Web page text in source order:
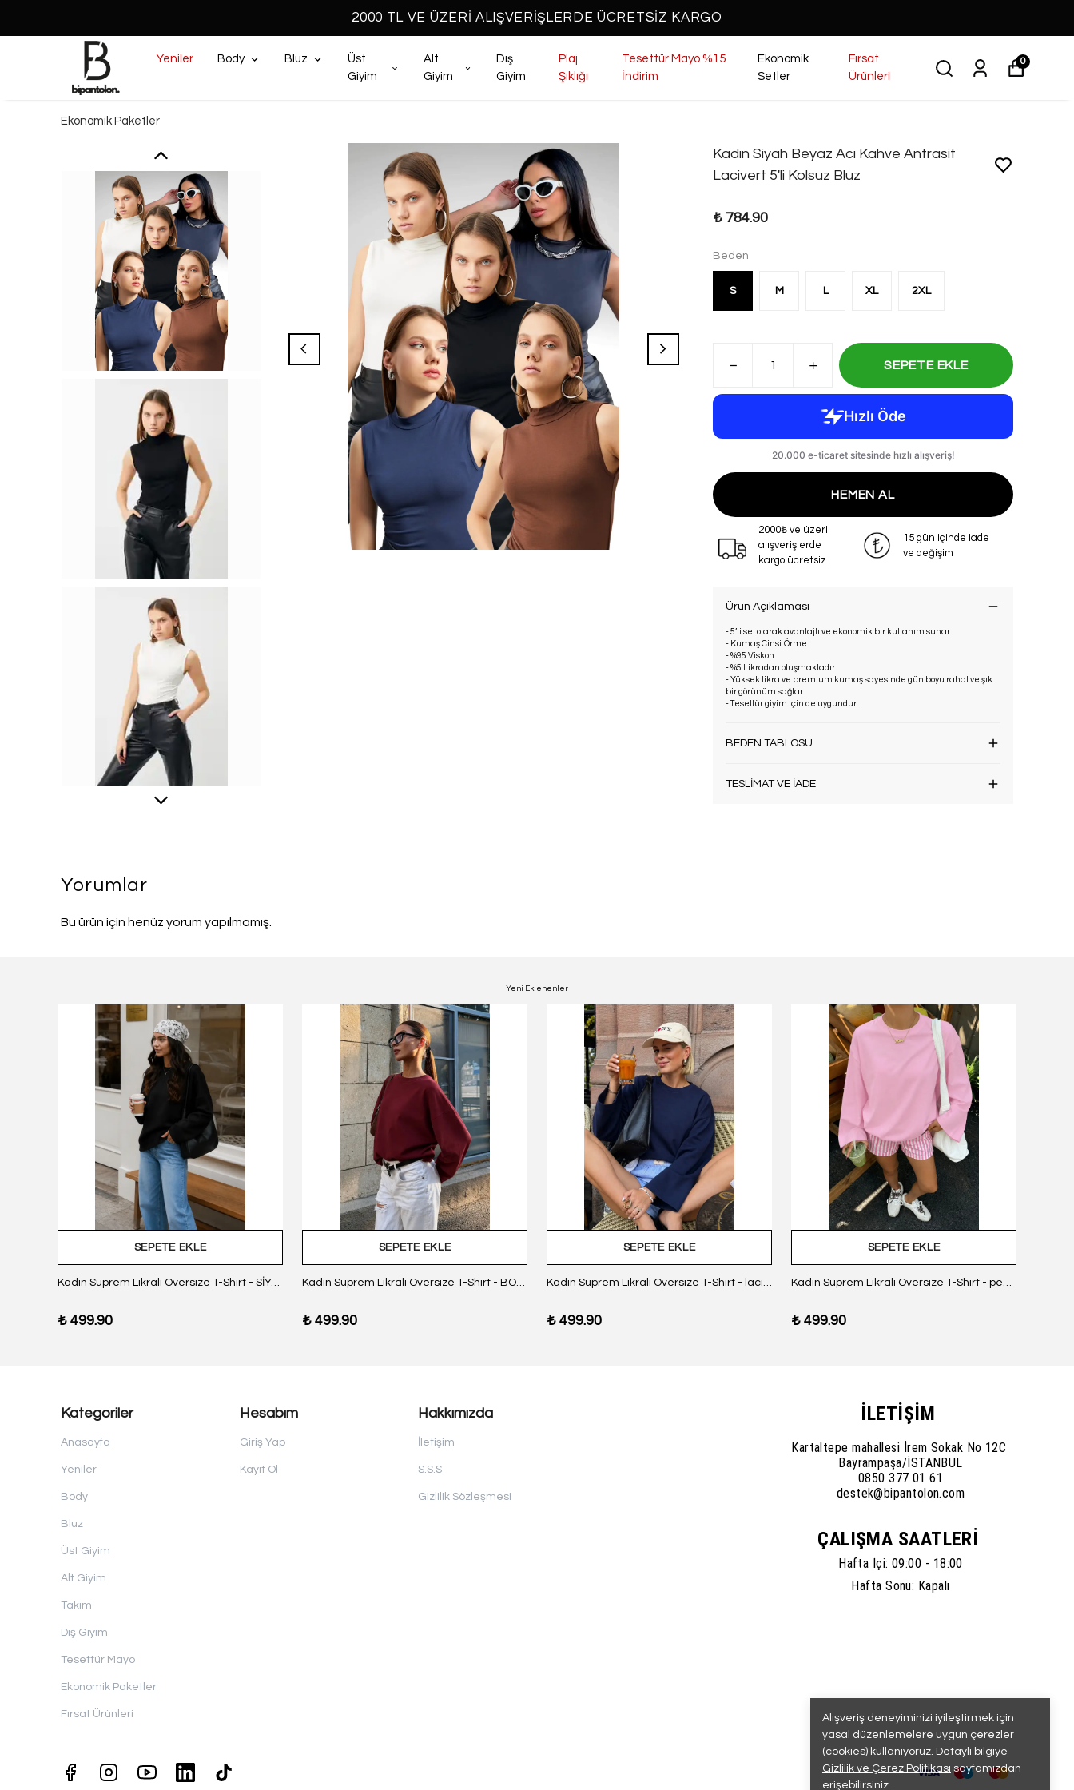
2000 TL VE ÜZERİ ALIŞVERİŞLERDE ÜCRETSİZ KARGO
Yeniler Body Bluz
Üst
Giyim
Alt
Giyim
Dış
Giyim
Plaj
Şıklığı
Tesettür Mayo %15
İndirim
Ekonomik
Setler
Fırsat
Ürünleri
0
Alışveriş deneyiminizi iyileştirmek için
yasal düzenlemelere uygun çerezler
(cookies) kullanıyoruz. Detaylı bilgiye
Gizlilik ve Çerez Politikası sayfamızdan
erişebilirsiniz.
Ekonomik Paketler
Kadın Siyah Beyaz Acı Kahve Antrasit
Lacivert 5'li Kolsuz Bluz
₺ 784.90
Beden
S M L XL 2XL
SEPETE EKLE
HEMEN AL
2000₺ ve üzeri
alışverişlerde
kargo ücretsiz
15 gün içinde iade
ve değişim
Ürün Açıklaması
- 5’li set olarak avantajlı ve ekonomik bir kullanım sunar.
- Kumaş Cinsi: Örme
- %95 Viskon
- %5 Likradan oluşmaktadır.
- Yüksek likra ve premium kumaş sayesinde gün boyu rahat ve şık
bir görünüm sağlar.
- Tesettür giyim için de uygundur.
BEDEN TABLOSU
TESLİMAT VE İADE
Yorumlar
Bu ürün için henüz yorum yapılmamış.
Yeni Eklenenler
SEPETE EKLE
Kadın Suprem Likralı Oversize T-Shirt - SİYAH
₺ 499.90
SEPETE EKLE
Kadın Suprem Likralı Oversize T-Shirt - BORDO
₺ 499.90
SEPETE EKLE
Kadın Suprem Likralı Oversize T-Shirt - lacivert
₺ 499.90
SEPETE EKLE
Kadın Suprem Likralı Oversize T-Shirt - pembe
₺ 499.90
Kategoriler
Anasayfa
Yeniler
Body
Bluz
Üst Giyim
Alt Giyim
Takım
Dış Giyim
Tesettür Mayo
Ekonomik Paketler
Fırsat Ürünleri
Hesabım
Giriş Yap
Kayıt Ol
Hakkımızda
İletişim
S.S.S
Gizlilik Sözleşmesi
İLETİŞİM
Kartaltepe mahallesi İrem Sokak No 12C
Bayrampaşa/İSTANBUL
0850 377 01 61
destek@bipantolon.com
ÇALIŞMA SAATLERİ
Hafta İçi: 09:00 - 18:00
Hafta Sonu: Kapalı